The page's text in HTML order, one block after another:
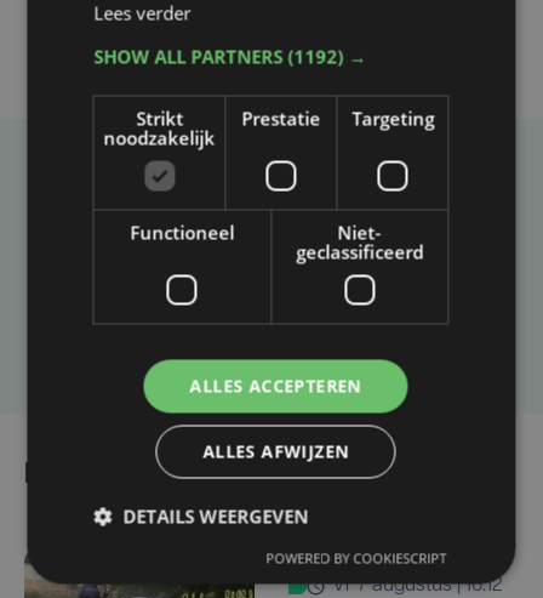
Taalfout opgemerkt?
Heb je een taal- of schrijffout opgemerkt in dit
artikel?
Lees ook
vr 7 augustus | 16:12
Lees verder
SHOW ALL PARTNERS(1192) →
Strikt
noodzakelijk
Prestatie Targeting
Functioneel
Niet-
geclassificeerd
ALLES ACCEPTEREN
ALLES AFWIJZEN
DETAILS WEERGEVEN
POWERED BY COOKIESCRIPT